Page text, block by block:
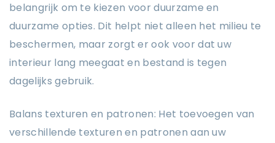
belangrijk om te kiezen voor duurzame en
duurzame opties. Dit helpt niet alleen het milieu te
beschermen, maar zorgt er ook voor dat uw
interieur lang meegaat en bestand is tegen
dagelijks gebruik.
Balans texturen en patronen: Het toevoegen van
verschillende texturen en patronen aan uw